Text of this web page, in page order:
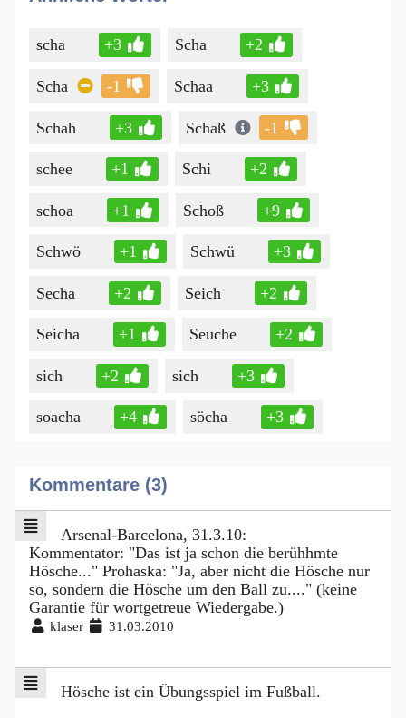
scha +3 Scha +2
Scha -1 Schaa +3
Schah +3 Schaß -1
schee +1 Schi +2
schoa +1 Schoß +9
Schwö +1 Schwü +3
Secha +2 Seich +2
Seicha +1 Seuche +2
sich +2 sich +3
soacha +4 söcha +3
Kommentare (3)
Arsenal-Barcelona, 31.3.10:
Kommentator: "Das ist ja schon die berühhmte
Hösche..." Prohaska: "Ja, aber nicht die Hösche nur
so, sondern die Hösche um den Ball zu...." (keine
Garantie für wortgetreue Wiedergabe.)
klaser 31.03.2010
Hösche ist ein Übungsspiel im Fußball.